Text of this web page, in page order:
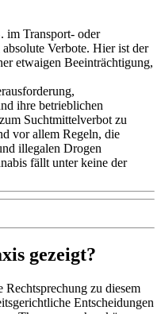
im Transport- oder
Verbote. Hier ist der
etwaigen Beeinträchtigung,
ihre betrieblichen
Suchtmittelverbot zu
vor allem Regeln, die
illegalen Drogen
fällt unter keine der
gezeigt?
zu diesem
Entscheidungen